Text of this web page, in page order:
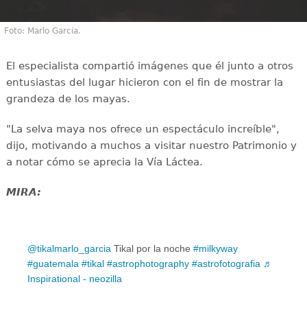
Foto: Marlo García.
El especialista compartió imágenes que él junto a otros
entusiastas del lugar hicieron con el fin de mostrar la
grandeza de los mayas.
"La selva maya nos ofrece un espectáculo increíble",
dijo, motivando a muchos a visitar nuestro Patrimonio y
a notar cómo se aprecia la Vía Láctea.
MIRA:
@tikalmarlo_garcia Tikal por la noche #milkyway
#guatemala #tikal #astrophotography #astrofotografia ♬
Inspirational - neozilla